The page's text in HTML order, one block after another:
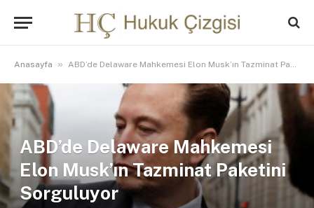
Anasayfa » ABD’de Delaware Mahkemesi Elon Musk’ın Tazminat Paketini Sorguluyor
ABD’de Delaware Mahkemesi
Elon Musk’ın Tazminat Paketini
Sorguluyor